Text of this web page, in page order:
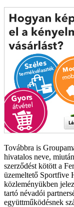
Továbbra is
hivatalos neve,
szerződést kötött a
üzemeltető
közleményükben
tartó névadói
együttműködésnek